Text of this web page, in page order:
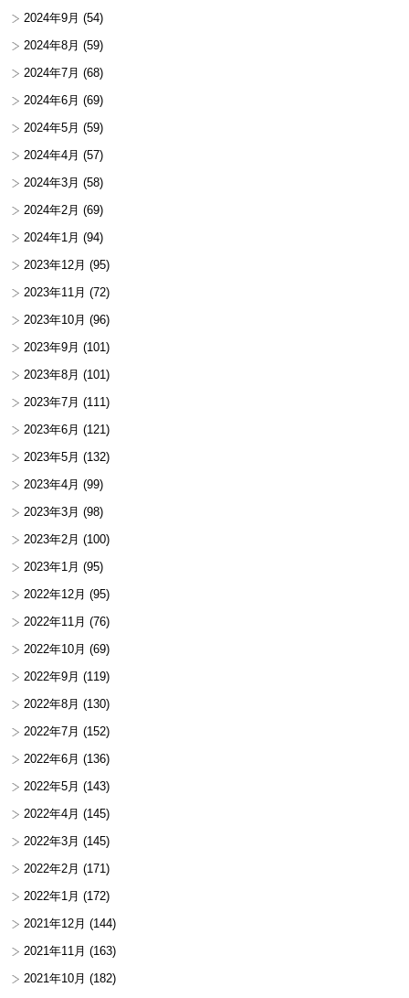
2024年9月 (54)
2024年8月 (59)
2024年7月 (68)
2024年6月 (69)
2024年5月 (59)
2024年4月 (57)
2024年3月 (58)
2024年2月 (69)
2024年1月 (94)
2023年12月 (95)
2023年11月 (72)
2023年10月 (96)
2023年9月 (101)
2023年8月 (101)
2023年7月 (111)
2023年6月 (121)
2023年5月 (132)
2023年4月 (99)
2023年3月 (98)
2023年2月 (100)
2023年1月 (95)
2022年12月 (95)
2022年11月 (76)
2022年10月 (69)
2022年9月 (119)
2022年8月 (130)
2022年7月 (152)
2022年6月 (136)
2022年5月 (143)
2022年4月 (145)
2022年3月 (145)
2022年2月 (171)
2022年1月 (172)
2021年12月 (144)
2021年11月 (163)
2021年10月 (182)